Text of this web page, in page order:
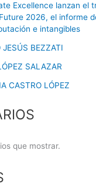
Excellence lanzan el
2026, el informe
e intangibles
JESÚS BEZZATI
SALAZAR
CASTRO LÓPEZ
que mostrar.